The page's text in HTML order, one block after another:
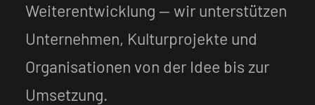
Weiterentwicklung — wir unterstützen
Unternehmen, Kulturprojekte und
Organisationen von der Idee bis zur
Umsetzung.